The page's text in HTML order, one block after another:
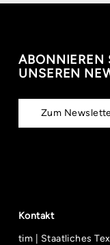
ABONNIEREN
UNSEREN
Zum
Kontakt
tim | Staatliches